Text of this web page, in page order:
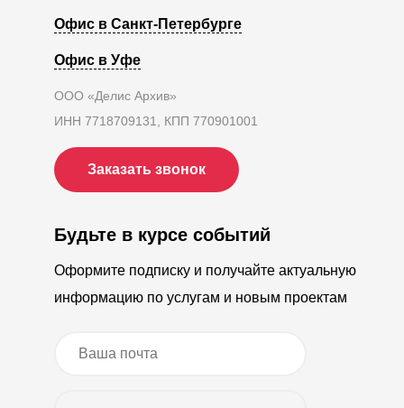
Офис в Санкт-Петербурге
Офис в Уфе
ООО «Делис Архив»
ИНН 7718709131, КПП 770901001
Заказать звонок
Будьте в курсе событий
Оформите подписку и получайте актуальную
информацию по услугам и новым проектам